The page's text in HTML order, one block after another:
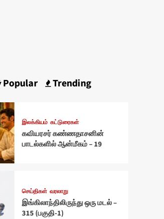
Popular Trending
இலக்கியம் கட்டுரைகள்
கவியரசர் கண்ணதாசனின்
பாடல்களில் ஆன்மீகம் – 19
செய்திகள் வரலாறு
இங்கிலாந்திலிருந்து ஒரு மடல் –
315 (பகுதி-1)